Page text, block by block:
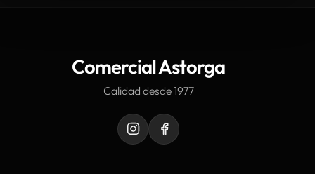
Comercial Astorga
Calidad desde 1977